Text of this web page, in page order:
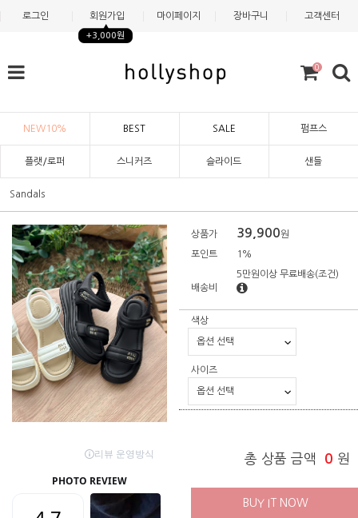
로그인 회원가입
+3,000원
마이페이지 장바구니 고객센터
0
NEW10% BEST SALE 펌프스
플랫/로퍼 스니커즈 슬라이드 샌들
Sandals
상품가 39,900원
포인트 1%
배송비
5만원이상 무료배송(조건)
색상
사이즈
총 상품 금액 0 원
BUY IT NOW